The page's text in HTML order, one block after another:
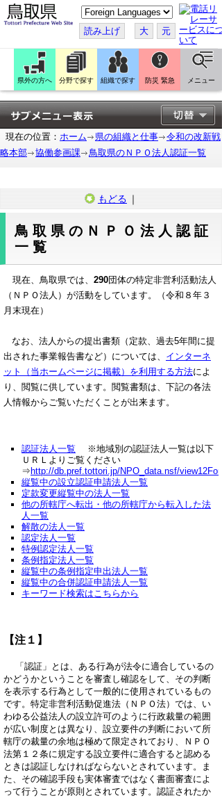
こ
の
ペ
ー
ジ
翻
訳
す
る
読み上げ 大 元
県外の方へ 分野で探す 組織で探す 防災 緊急 メニュー
現在の位置： ホーム 県の組織と仕事
令和の改新戦
略本部
協働参画課 鳥取県のＮＰＯ法人認証一覧
もどる ｜
鳥取県のＮＰＯ法人認証
一覧
現在、鳥取県では、 290団体の特定非営利活動法人
（ＮＰＯ法人）が活動をしています。（令和８年３
月末現在）
なお、法人からの提出書類（定款、過去5年間に提
出された事業報告書など）については、 インターネ
ット（当ホームページに掲載）を利用する方法によ
り、閲覧に供しています。閲覧書類は、下記の各法
人情報からご覧いただくことが出来ます。
認証法人一覧 ※地域別の認証法人一覧は以下
ＵＲＬよりご覧ください
⇒ http://db.pref.tottori.jp/NPO_data.nsf/
縦覧中の設立認証申請法人一覧
定款変更縦覧中の法人一覧
他の所轄庁へ転出・他の所轄庁から転入した法
人一覧
解散の法人一覧
認定法人一覧
特例認定法人一覧
条例指定法人一覧
縦覧中の条例指定申出法人一覧
縦覧中の合併認証申請法人一覧
キーワード検索はこちらから
【注１】
「認証」とは、ある行為が法令に適合しているの
かどうかということを審査し確認をして、その判断
を表示する行為として一般的に使用されているもの
です。特定非営利活動促進法（ＮＰＯ法）では、い
わゆる公益法人の設立許可のように行政裁量の範囲
が広い制度とは異なり、設立要件の判断において所
轄庁の裁量の余地は極めて限定されており、ＮＰＯ
法第１２条に規定する設立要件に適合すると認める
ときは認証しなければならないとされています。ま
た、その確認手段も実体審査ではなく書面審査によ
って行うことが原則とされています。認証されたか